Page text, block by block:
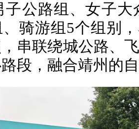
子公路组、女子
骑游组5个组别
串联绕城公路、
段，融合靖州的